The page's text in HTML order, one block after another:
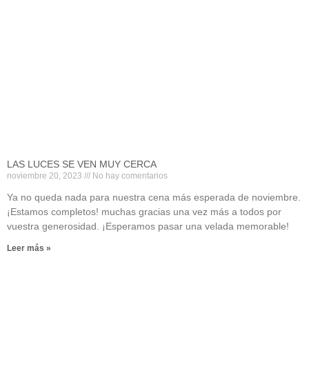
LAS LUCES SE VEN MUY CERCA
noviembre 20, 2023 No hay comentarios
Ya no queda nada para nuestra cena más esperada de noviembre.
¡Estamos completos! muchas gracias una vez más a todos por
vuestra generosidad. ¡Esperamos pasar una velada memorable!
Leer más »